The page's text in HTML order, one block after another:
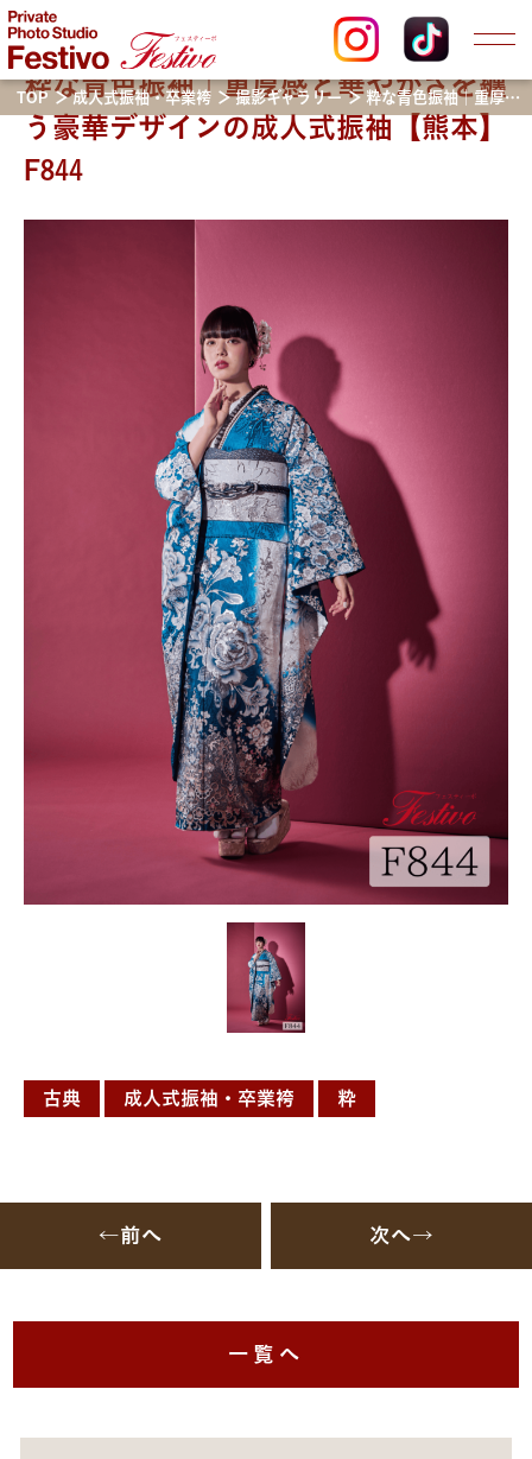
TOP 成人式振袖・卒業袴 撮影ギャラリー 粋な青色振袖｜重厚感と華やかさを纏う豪華デザインの成人式振袖【熊本】F844
粋な青色振袖｜重厚感と華やかさを纏
う豪華デザインの成人式振袖【熊本】
F844
古典 成人式振袖・卒業袴 粋
←前へ 次へ→
一覧へ